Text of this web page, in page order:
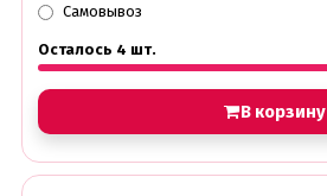
Самовывоз
Осталось 4 шт.
В корзину